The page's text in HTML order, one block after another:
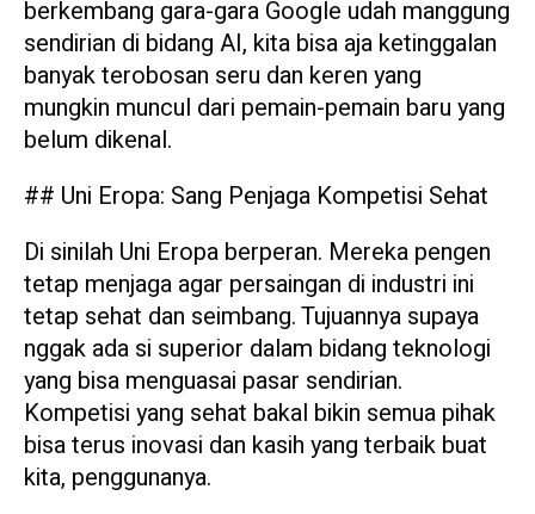
berkembang gara-gara Google udah manggung
sendirian di bidang AI, kita bisa aja ketinggalan
banyak terobosan seru dan keren yang
mungkin muncul dari pemain-pemain baru yang
belum dikenal.
## Uni Eropa: Sang Penjaga Kompetisi Sehat
Di sinilah Uni Eropa berperan. Mereka pengen
tetap menjaga agar persaingan di industri ini
tetap sehat dan seimbang. Tujuannya supaya
nggak ada si superior dalam bidang teknologi
yang bisa menguasai pasar sendirian.
Kompetisi yang sehat bakal bikin semua pihak
bisa terus inovasi dan kasih yang terbaik buat
kita, penggunanya.